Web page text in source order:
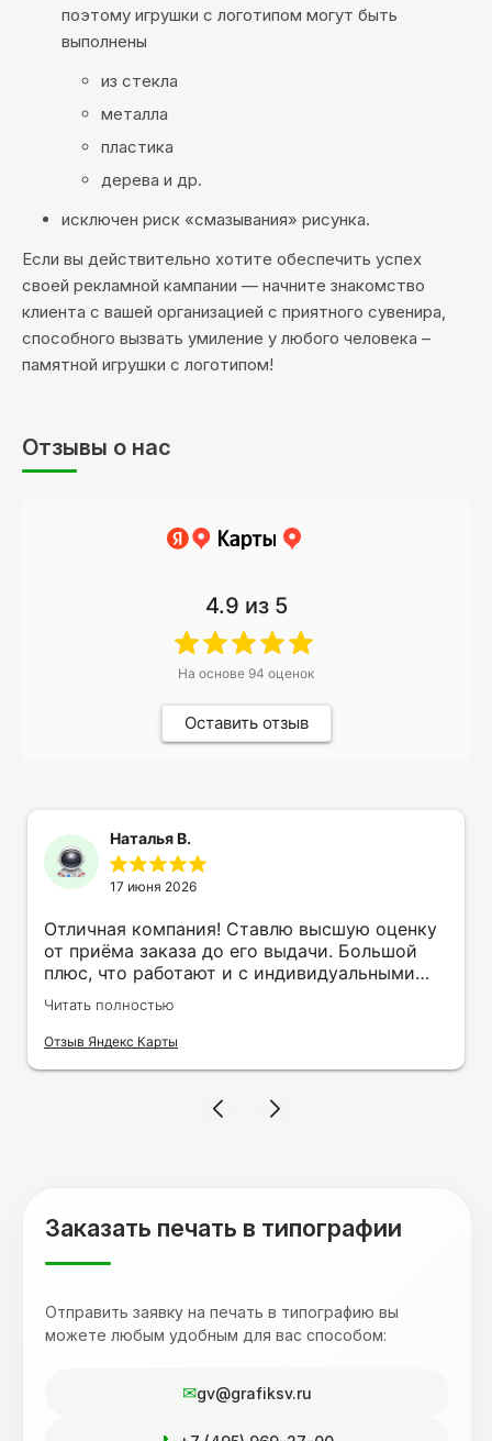
поэтому игрушки с логотипом могут быть
выполнены
из стекла
металла
пластика
дерева и др.
исключен риск «смазывания» рисунка.
Если вы действительно хотите обеспечить успех
своей рекламной кампании — начните знакомство
клиента с вашей организацией с приятного сувенира,
способного вызвать умиление у любого человека –
памятной игрушки с логотипом!
Отзывы о нас
4.9 из 5
На основе 94 оценок
Оставить отзыв
Наталья В.
17 июня 2026
Отличная компания! Ставлю высшую оценку
от приёма заказа до его выдачи. Большой
плюс, что работают и с индивидуальными
заказами. Нелбходимо было нанести принт
на кружку в подарок. Заказ был исполнен
оперативно и ооочень красиво, даже не
терпеливость, отвечала на все мои вопросы.
Читать полностью
Отзыв Яндекс Карты
Заказать печать в типографии
Отправить заявку на печать в типографию вы
можете любым удобным для вас способом:
gv@grafiksv.ru